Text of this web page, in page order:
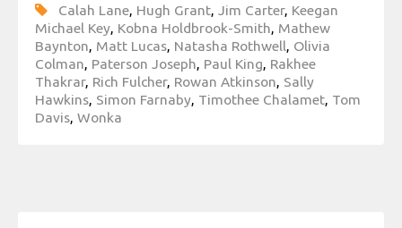
Calah Lane, Hugh Grant, Jim Carter, Keegan
Michael Key, Kobna Holdbrook-Smith, Mathew
Baynton, Matt Lucas, Natasha Rothwell, Olivia
Colman, Paterson Joseph, Paul King, Rakhee
Thakrar, Rich Fulcher, Rowan Atkinson, Sally
Hawkins, Simon Farnaby, Timothee Chalamet, Tom
Davis, Wonka